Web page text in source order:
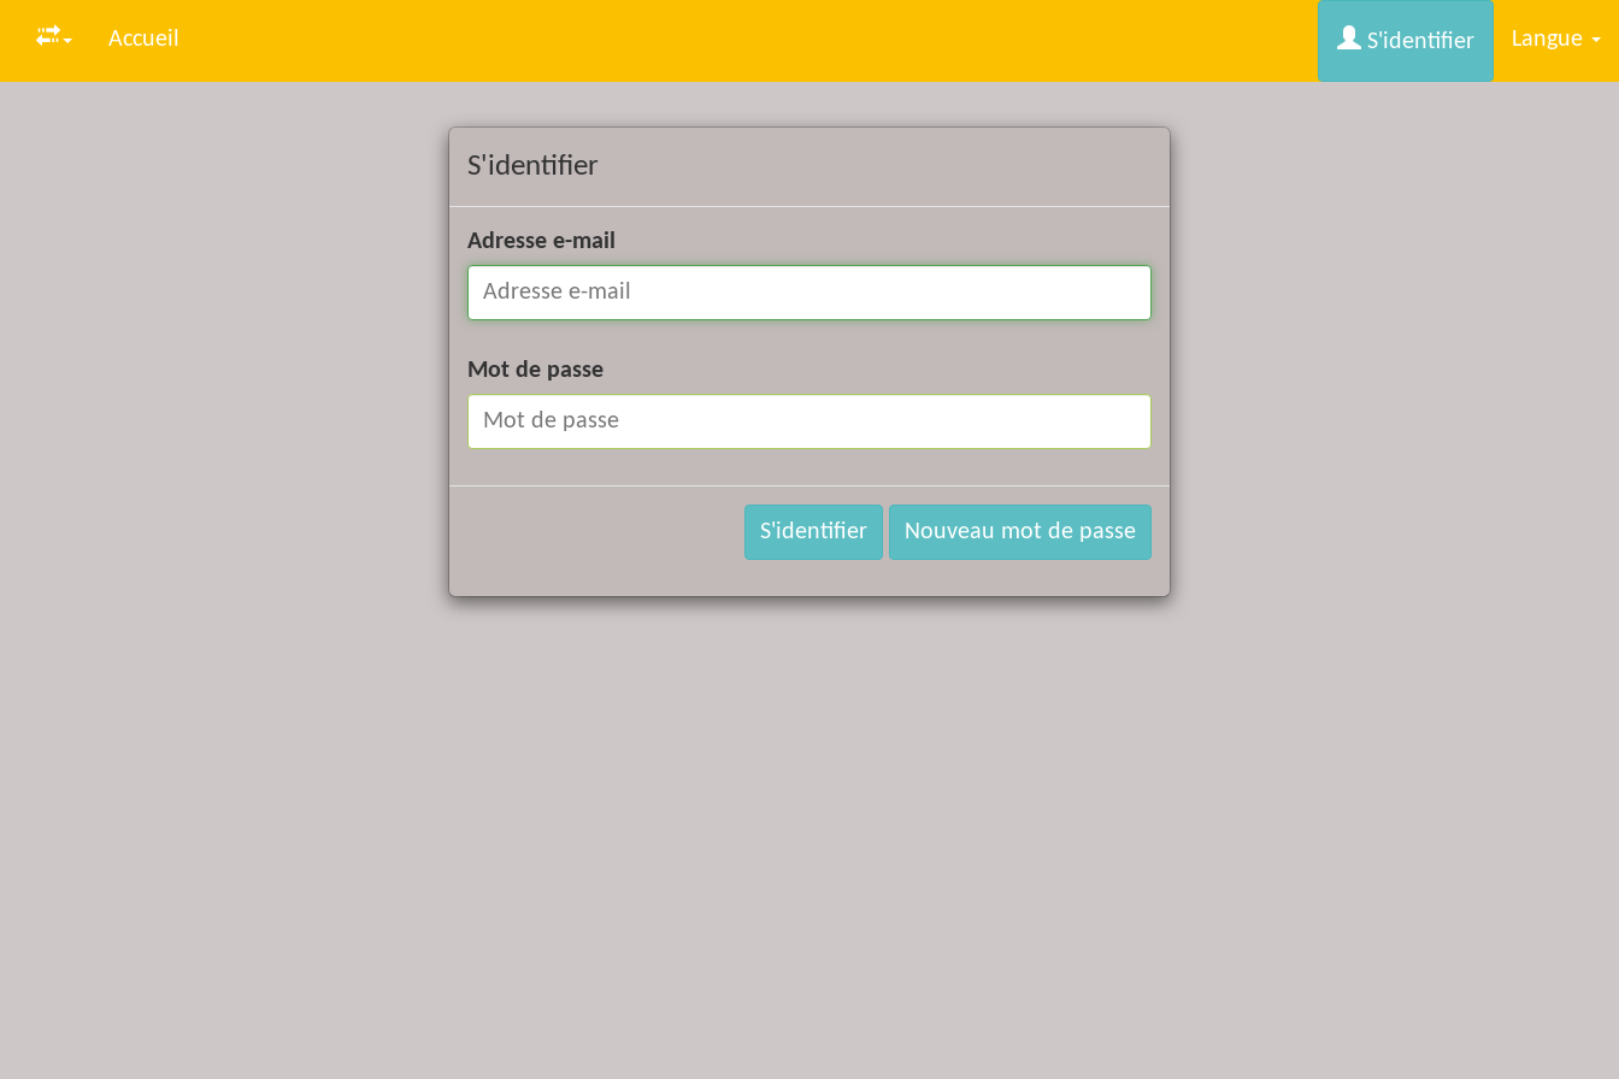
Accueil S'identifier Langue
S'identifier
Adresse e-mail
Mot de passe
S'identifier Nouveau mot de passe